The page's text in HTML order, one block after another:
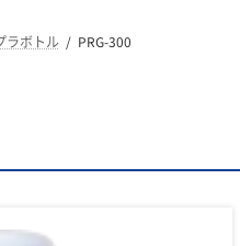
ラボトル PRG-300